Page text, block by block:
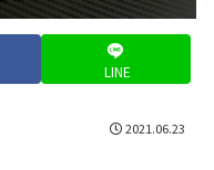
LINE
2021.06.23